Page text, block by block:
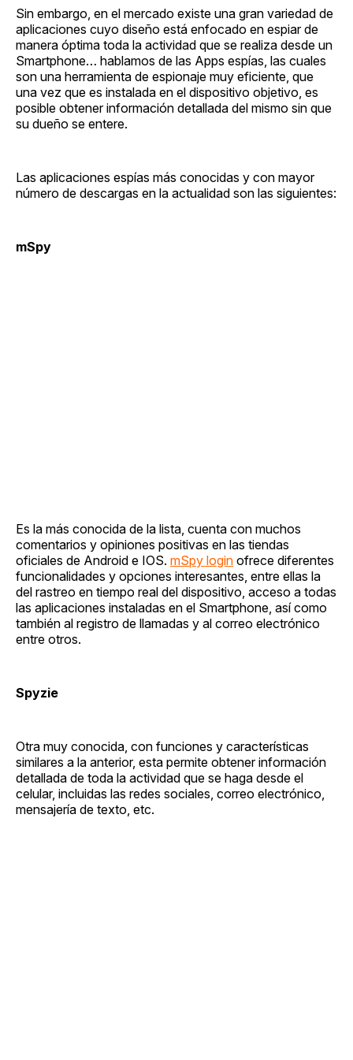
Sin embargo, en el mercado existe una gran variedad de
aplicaciones cuyo diseño está enfocado en espiar de
manera óptima toda la actividad que se realiza desde un
Smartphone… hablamos de las Apps espías, las cuales
son una herramienta de espionaje muy eficiente, que
una vez que es instalada en el dispositivo objetivo, es
posible obtener información detallada del mismo sin que
su dueño se entere.
Las aplicaciones espías más conocidas y con mayor
número de descargas en la actualidad son las siguientes:
mSpy
Es la más conocida de la lista, cuenta con muchos
comentarios y opiniones positivas en las tiendas
oficiales de Android e IOS. mSpy login ofrece diferentes
funcionalidades y opciones interesantes, entre ellas la
del rastreo en tiempo real del dispositivo, acceso a todas
las aplicaciones instaladas en el Smartphone, así como
también al registro de llamadas y al correo electrónico
entre otros.
Spyzie
Otra muy conocida, con funciones y características
similares a la anterior, esta permite obtener información
detallada de toda la actividad que se haga desde el
celular, incluidas las redes sociales, correo electrónico,
mensajería de texto, etc.